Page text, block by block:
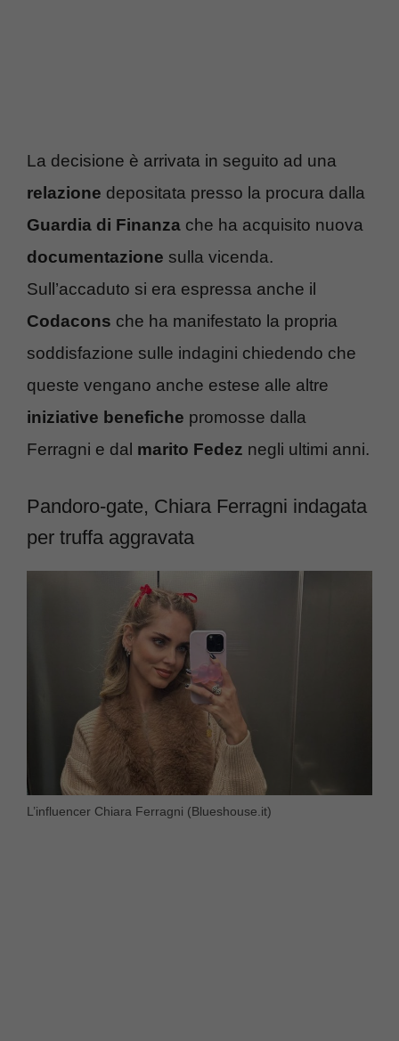
La decisione è arrivata in seguito ad una
relazione depositata presso la procura dalla
Guardia di Finanza che ha acquisito nuova
documentazione sulla vicenda.
Sull’accaduto si era espressa anche il
Codacons che ha manifestato la propria
soddisfazione sulle indagini chiedendo che
queste vengano anche estese alle altre
iniziative benefiche promosse dalla
Ferragni e dal marito Fedez negli ultimi anni.
Pandoro-gate, Chiara Ferragni indagata
per truffa aggravata
L’influencer Chiara Ferragni (Blueshouse.it)